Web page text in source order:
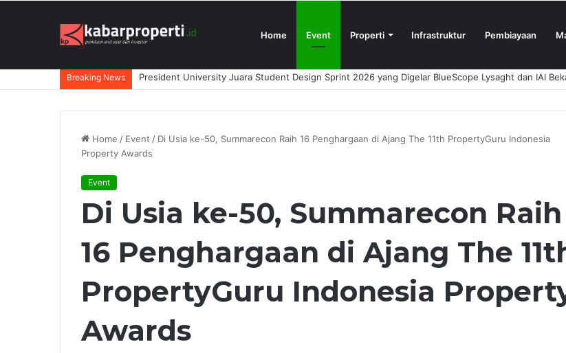
Home Event Properti Infrastruktur Pembiayaan
Breaking News Perluas Layanan di Jawa Barat, DAIKIN Proshop Showroom Kedua Hadir di Bandung
Home / Event / Di Usia ke-50, Summarecon Raih 16 Penghargaan di Ajang The 11th PropertyGuru Indonesia
Property Awards
Event
Di Usia ke-50, Summarecon Raih
16 Penghargaan di Ajang The
PropertyGuru Indonesia
Awards